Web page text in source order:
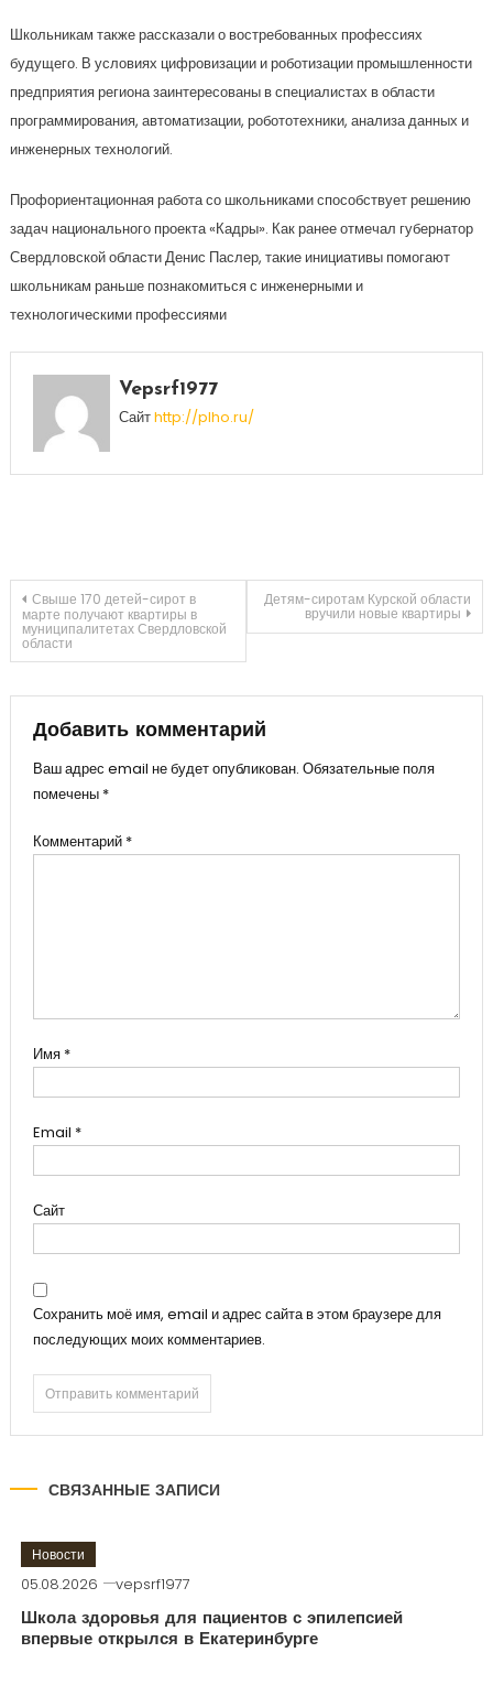
Школьникам также рассказали о востребованных профессиях
будущего. В условиях цифровизации и роботизации промышленности
предприятия региона заинтересованы в специалистах в области
программирования, автоматизации, робототехники, анализа данных и
инженерных технологий.
Профориентационная работа со школьниками способствует решению
задач национального проекта «Кадры». Как ранее отмечал губернатор
Свердловской области Денис Паслер, такие инициативы помогают
школьникам раньше познакомиться с инженерными и
технологическими профессиями
Vepsrf1977
Сайтhttp://plho.ru/
Навигация
по
записям
Свыше 170 детей-сирот в
марте получают квартиры в
муниципалитетах Свердловской
области
Детям-сиротам Курской области
вручили новые квартиры
Добавить комментарий
Ваш адрес email не будет опубликован. Обязательные поля
помечены *
Комментарий *
Имя *
Email *
Сайт
Сохранить моё имя, email и адрес сайта в этом браузере для
последующих моих комментариев.
СВЯЗАННЫЕ ЗАПИСИ
Новости
05.08.2026 vepsrf1977
Школа здоровья для пациентов с эпилепсией
впервые открылся в Екатеринбурге